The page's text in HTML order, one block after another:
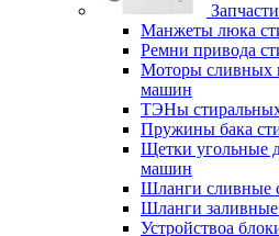
Манжеты люка
Ремни привода
Моторы сливных
машин
ТЭНы
Пружины бака
Щетки угольные
машин
Шланги сливные
Шланги
Устройствоа